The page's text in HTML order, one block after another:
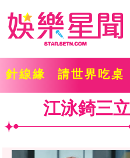
針線緣 請世界吃桌
江泳錡三